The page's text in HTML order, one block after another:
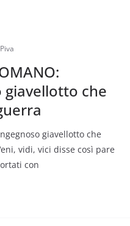
Piva
giavellotto che
giavellotto che
vidi, vici disse così pare
con